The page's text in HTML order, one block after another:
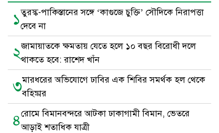
১তুরস্ক-পাকিস্তানের সঙ্গে ‘কাগুজে চুক্তি’ সৌদিকে নিরাপত্তা
দেবে না
২জামায়াতকে ক্ষমতায় যেতে হলে ১০ বছর বিরোধী দলে
থাকতে হবে: রাশেদ খাঁন
৩মারধরের অভিযোগে ঢাবির এক শিবির সমর্থক হল থেকে
বহিষ্কার
৪রোমে বিমানবন্দরে আটকা ঢাকাগামী বিমান, ভেতরে
আড়াই শতাধিক যাত্রী